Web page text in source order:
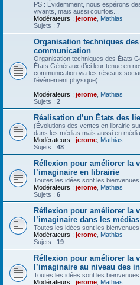
PS : Évidemment, nous espérons
vivants, mais aussi courtois...
Modérateurs : jerome Mathias
Sujets : 7
Organisation techniques
communication
Organisation techniques des États
États Généraux d’ici leur tenue en
communication via les réseaux
l’évènement physique).
Modérateurs : jerome Mathias
Sujets : 2
Réalisation d’un États des
(Évolutions des ventes en librairie
dans les médias mais aussi en
Modérateurs : jerome Mathias
Sujets : 48
Réflexion pour améliorer la
l’imaginaire en librairie
Toutes les idées sont les bienvenues.
Modérateurs : jerome Mathias
Sujets : 6
Réflexion pour améliorer la
l’imaginaire dans les médias
Toutes les idées sont les bienvenues.
Modérateurs : jerome Mathias
Sujets : 19
Réflexion pour améliorer la
l’imaginaire au niveau des
Toutes les idées sont les bienvenues.
Modérateurs : jerome Mathias